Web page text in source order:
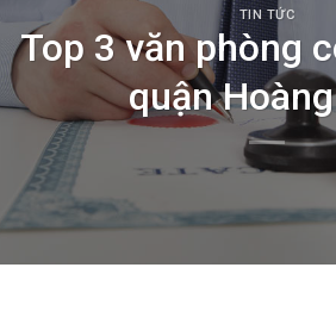
TIN TỨC
Top 3 văn phòng
quận